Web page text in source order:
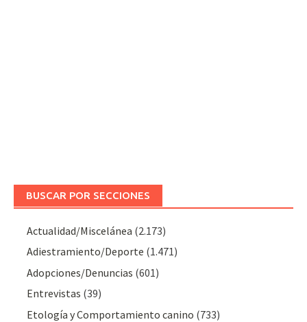
BUSCAR POR SECCIONES
Actualidad/Miscelánea (2.173)
Adiestramiento/Deporte (1.471)
Adopciones/Denuncias (601)
Entrevistas (39)
Etología y Comportamiento canino (733)